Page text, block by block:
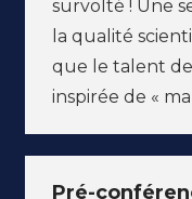
survolté ! Une
la qualité
que le talent
inspirée de «
Pré-